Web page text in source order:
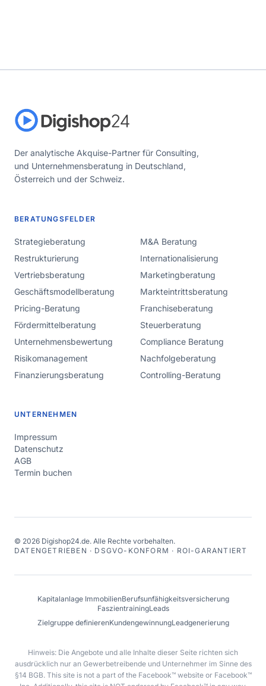
Der analytische Akquise-Partner für Consulting,
und Unternehmensberatung in Deutschland,
Österreich und der Schweiz.
BERATUNGSFELDER
Strategieberatung
M&A Beratung
Restrukturierung
Internationalisierung
Vertriebsberatung
Marketingberatung
Geschäftsmodellberatung
Markteintrittsberatung
Pricing-Beratung
Franchiseberatung
Fördermittelberatung
Steuerberatung
Unternehmensbewertung
Compliance Beratung
Risikomanagement
Nachfolgeberatung
Finanzierungsberatung
Controlling-Beratung
UNTERNEHMEN
Impressum
Datenschutz
AGB
Termin buchen
© 2026 Digishop24.de. Alle Rechte vorbehalten.
DATENGETRIEBEN · DSGVO-KONFORM · ROI-GARANTIERT
Kapitalanlage ImmobilienBerufsunfähigkeitsversicherung
FaszientrainingLeads
Zielgruppe definierenKundengewinnungLeadgenerierung
Hinweis: Die Angebote und alle Inhalte dieser Seite richten sich
ausdrücklich nur an Gewerbetreibende und Unternehmer im Sinne des
§14 BGB. This site is not a part of the Facebook™ website or Facebook™